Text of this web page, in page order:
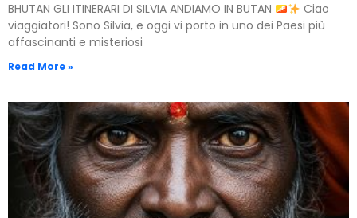
BHUTAN GLI ITINERARI DI SILVIA ANDIAMO IN BUTAN
Ciao
viaggiatori! Sono Silvia, e oggi vi porto in uno dei Paesi più
affascinanti e misteriosi
Read More »